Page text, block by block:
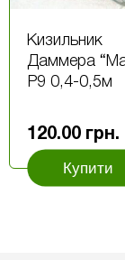
Кизильник
Даммера
Р9 0,4-0,5м
120.00 грн.
Купити